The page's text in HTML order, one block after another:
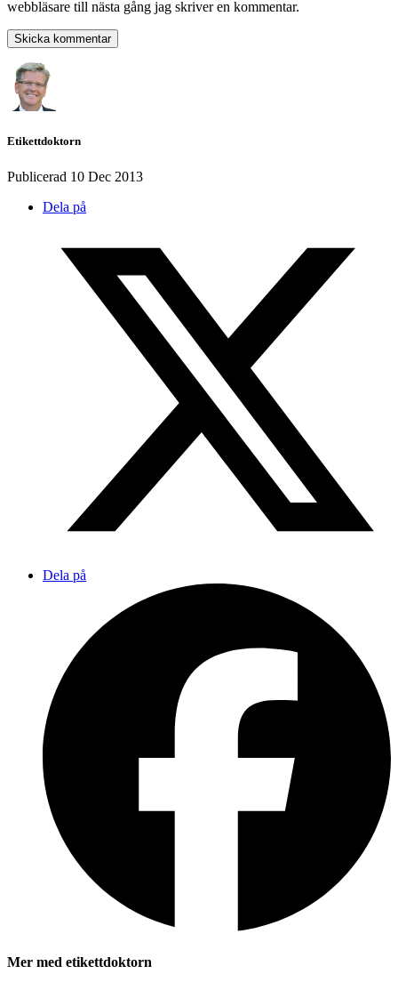
webbläsare till nästa gång jag skriver en kommentar.
Etikettdoktorn
Publicerad 10 Dec 2013
Dela på
Dela på
Mer med etikettdoktorn